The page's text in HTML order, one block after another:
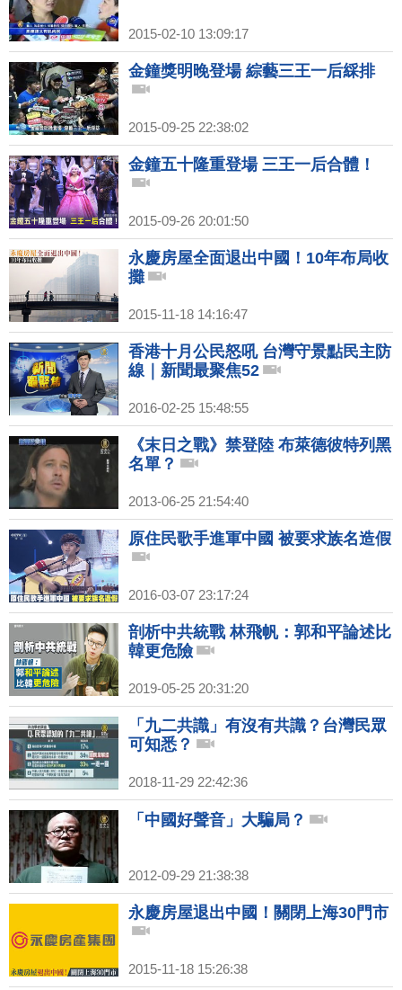
2015-02-10 13:09:17
金鐘獎明晚登場 綜藝三王一后綵排
2015-09-25 22:38:02
金鐘五十隆重登場 三王一后合體！
2015-09-26 20:01:50
永慶房屋全面退出中國！10年布局收
攤
2015-11-18 14:16:47
香港十月公民怒吼 台灣守景點民主防
線｜新聞最聚焦52
2016-02-25 15:48:55
《末日之戰》禁登陸 布萊德彼特列黑
名單？
2013-06-25 21:54:40
原住民歌手進軍中國 被要求族名造假
2016-03-07 23:17:24
剖析中共統戰 林飛帆：郭和平論述比
韓更危險
2019-05-25 20:31:20
「九二共識」有沒有共識？台灣民眾
可知悉？
2018-11-29 22:42:36
「中國好聲音」大騙局？
2012-09-29 21:38:38
永慶房屋退出中國！關閉上海30門市
2015-11-18 15:26:38